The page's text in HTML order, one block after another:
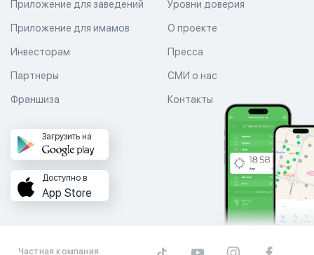
Уровни доверия
Приложение для заведений
Приложение для имамов О проекте
Пресса
СМИ о нас
Контакты
Инвесторам
Партнеры
Франшиза
Загрузить на
Доступно в
App Store
Частная компания